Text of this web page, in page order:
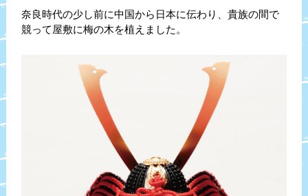
奈良時代の少し前に中国から日本に伝わり、貴族の間で
競って屋敷に梅の木を植えました。